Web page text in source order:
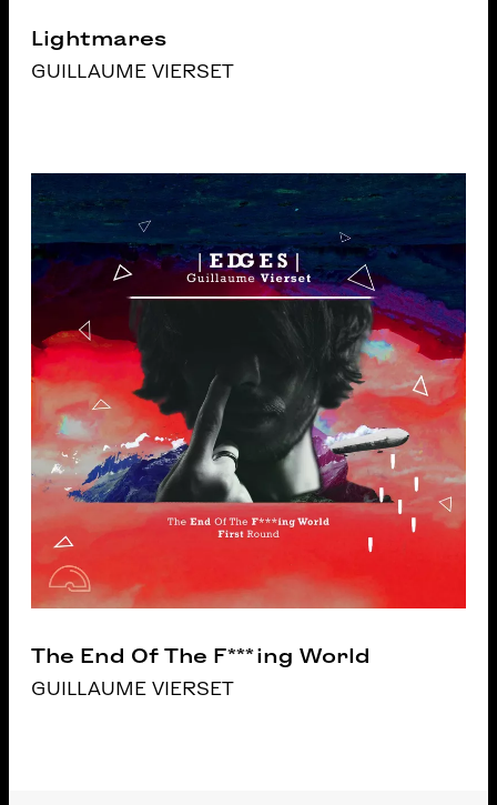
Lightmares
GUILLAUME VIERSET
The End Of The F***ing World
GUILLAUME VIERSET